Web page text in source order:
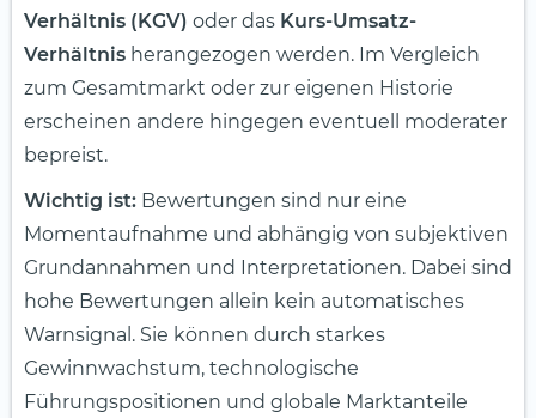
Verhältnis (KGV) oder das Kurs-Umsatz-
Verhältnis herangezogen werden. Im Vergleich
zum Gesamtmarkt oder zur eigenen Historie
erscheinen andere hingegen eventuell moderater
bepreist.
Wichtig ist: Bewertungen sind nur eine
Momentaufnahme und abhängig von subjektiven
Grundannahmen und Interpretationen. Dabei sind
hohe Bewertungen allein kein automatisches
Warnsignal. Sie können durch starkes
Gewinnwachstum, technologische
Führungspositionen und globale Marktanteile